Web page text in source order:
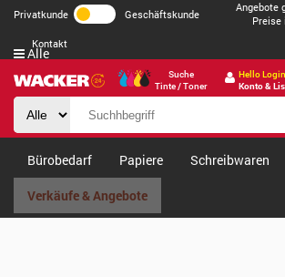
Privatkunde Geschäftskunde
Angebote
Preise
Kontakt
Suche
Tinte / Toner
Hello Login
Konto &
Alle
Bürobedarf Papiere Schreibwaren
Verkäufe & Angebote